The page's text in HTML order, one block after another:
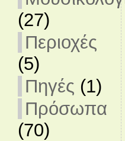
(27)
Περιοχές
(5)
Πηγές (1)
Πρόσωπα
(70)